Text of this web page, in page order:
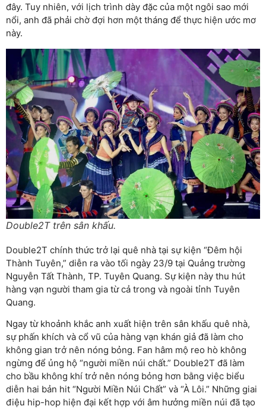
đây. Tuy nhiên, với lịch trình dày đặc của một ngôi sao mới
nổi, anh đã phải chờ đợi hơn một tháng để thực hiện ước mơ
này.
Double2T trên sân khấu.
Double2T chính thức trở lại quê nhà tại sự kiện “Đêm hội
Thành Tuyên,” diễn ra vào tối ngày 23/9 tại Quảng trường
Nguyễn Tất Thành, TP. Tuyên Quang. Sự kiện này thu hút
hàng vạn người tham gia từ cả trong và ngoài tỉnh Tuyên
Quang.
Ngay từ khoảnh khắc anh xuất hiện trên sân khấu quê nhà,
sự phấn khích và cổ vũ của hàng vạn khán giả đã làm cho
không gian trở nên nóng bỏng. Fan hâm mộ reo hò không
ngừng để ủng hộ “người miền núi chất.” Double2T đã làm
cho bầu không khí trở nên nóng bỏng hơn bằng việc biểu
diễn hai bản hit “Người Miền Núi Chất” và “À Lôi.” Những giai
điệu hip-hop hiện đại kết hợp với âm hưởng miền núi đã tạo